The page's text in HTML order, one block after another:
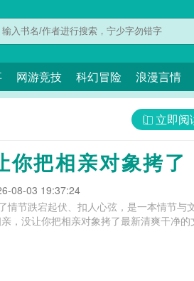
网游竞技 科幻冒险 浪漫言情
立即阅
你把相亲对象拷了
08-03 19:37:24
情节跌宕起伏、扣人心弦，是一本情节
，没让你把相亲对象拷了最新清爽干净的